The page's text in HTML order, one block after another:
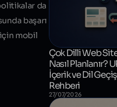
da
başarı
mobil
Çok Dilli Web
Nasıl Planlanır?
İçerik ve Dil
Rehberi
27/07/2026